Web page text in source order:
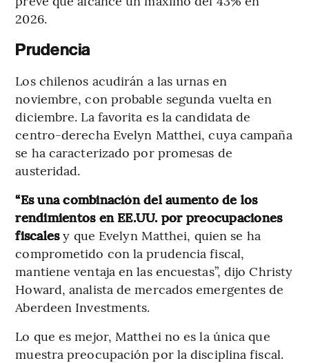
2026.
Prudencia
Los chilenos acudirán a las urnas en
noviembre, con probable segunda vuelta en
diciembre. La favorita es la candidata de
centro-derecha Evelyn Matthei, cuya campaña
se ha caracterizado por promesas de
austeridad.
“Es una combinación del aumento de los
rendimientos en EE.UU. por preocupaciones
fiscalesy que Evelyn Matthei, quien se ha
comprometido con la prudencia fiscal,
mantiene ventaja en las encuestas”, dijo Christy
Howard, analista de mercados emergentes de
Aberdeen Investments.
Lo que es mejor, Matthei no es la única que
muestra preocupación por la disciplina fiscal.